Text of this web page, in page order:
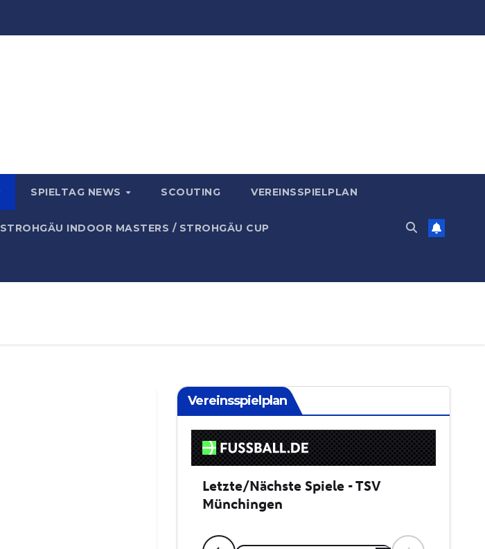
SPIELTAG NEWS SCOUTING VEREINSSPIELPLAN
STROHGÄU INDOOR MASTERS / STROHGÄU CUP
Vereinsspielplan